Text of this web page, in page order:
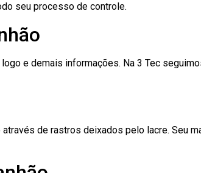
seu processo de controle.
e demais informações. Na 3 Tec
de rastros deixados pelo lacre. Seu